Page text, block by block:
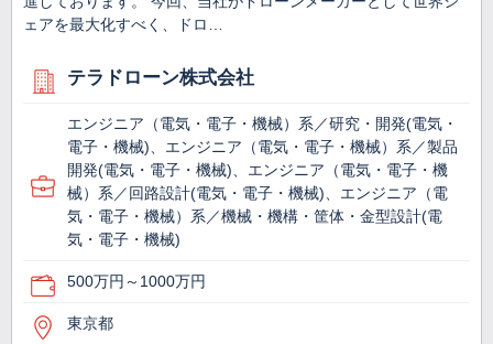
ェアを最大化すべく、ドロ…
テラドローン株式会社
エンジニア（電気・電子・機械）系／研究・開発(電気・
電子・機械)、エンジニア（電気・電子・機械）系／製品
開発(電気・電子・機械)、エンジニア（電気・電子・機
械）系／回路設計(電気・電子・機械)、エンジニア（電
気・電子・機械）系／機械・機構・筐体・金型設計(電
気・電子・機械)
500万円～1000万円
東京都